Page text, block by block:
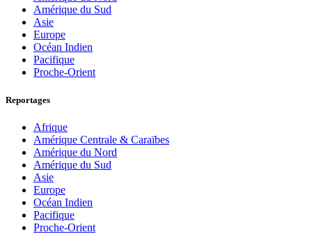
Amérique du Sud
Asie
Europe
Océan Indien
Pacifique
Proche-Orient
Reportages
Afrique
Amérique Centrale & Caraïbes
Amérique du Nord
Amérique du Sud
Asie
Europe
Océan Indien
Pacifique
Proche-Orient